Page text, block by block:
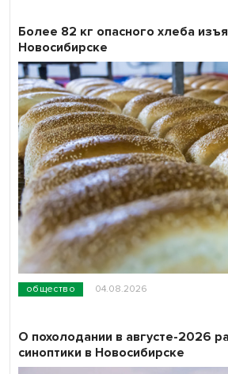
общество 04.08.2026
Более 82 кг опасного хлеба
Новосибирске
О похолодании в августе-2026
синоптики в Новосибирске